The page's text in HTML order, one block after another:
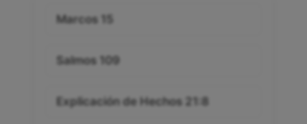
Marcos 15
Salmos 109
Explicación de Hechos 21:8